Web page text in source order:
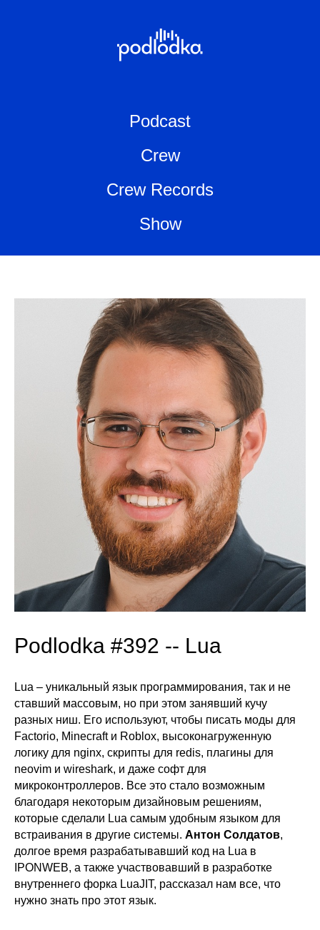
Podcast
Crew
Crew Records
Show
Podlodka #392 -- Lua
Lua – уникальный язык программирования, так и не
ставший массовым, но при этом занявший кучу
разных ниш. Его используют, чтобы писать моды для
Factorio, Minecraft и Roblox, высоконагруженную
логику для nginx, скрипты для redis, плагины для
neovim и wireshark, и даже софт для
микроконтроллеров. Все это стало возможным
благодаря некоторым дизайновым решениям,
которые сделали Lua самым удобным языком для
встраивания в другие системы. Антон Солдатов,
долгое время разрабатывавший код на Lua в
IPONWEB, а также участвовавший в разработке
внутреннего форка LuaJIT, рассказал нам все, что
нужно знать про этот язык.